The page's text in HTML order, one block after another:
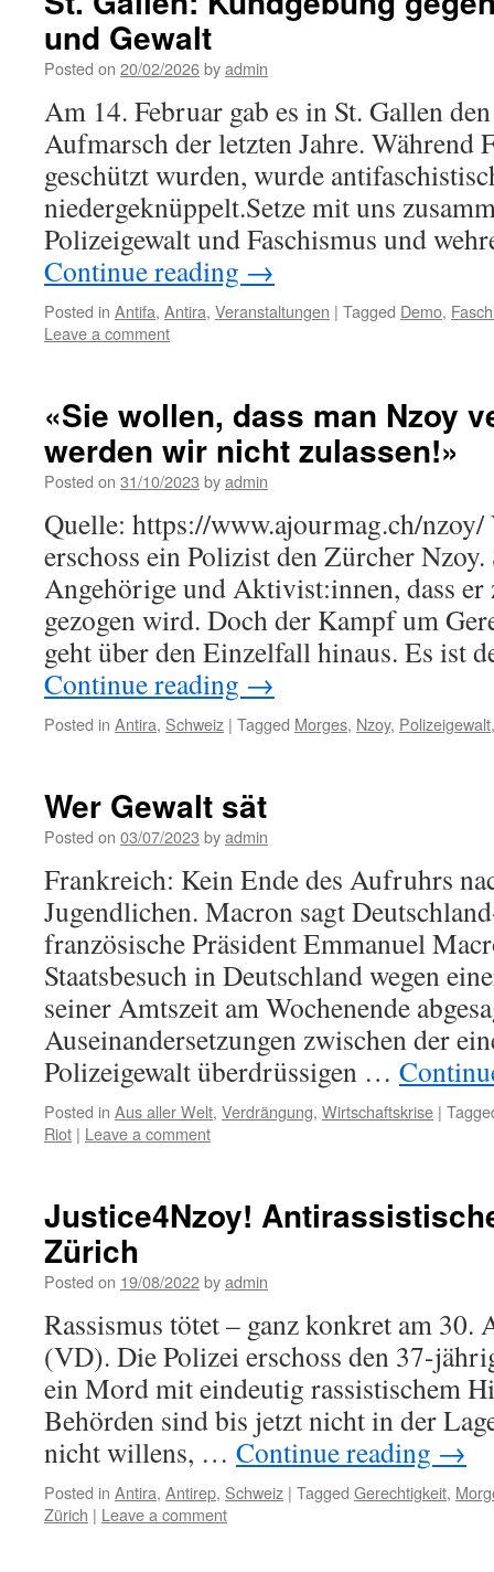
und Gewalt
Posted on 20/02/2026byadmin
Am 14. Februar gab es in St. Gallen
Aufmarsch der letzten Jahre. Während
geschützt wurden, wurde
niedergeknüppelt.Setze mit uns
Polizeigewalt und Faschismus und
Continue reading →
Posted in Antifa, Antira, Veranstaltungen | Tagged Demo,
Leave a comment
«Sie wollen, dass man Nzoy
werden wir nicht zulassen!»
Posted on 31/10/2023 byadmin
Quelle: https://www.ajourmag.ch/nzoy/
erschoss ein Polizist den Zürcher
Angehörige und Aktivist:innen, dass er
gezogen wird. Doch der Kampf um
geht über den Einzelfall hinaus. Es ist
Continue reading →
Posted in Antira, Schweiz | Tagged Morges, Nzoy, Polizeigewalt
Wer Gewalt sät
Posted on 03/07/2023 byadmin
Frankreich: Kein Ende des Aufruhrs
Jugendlichen. Macron sagt
französische Präsident Emmanuel
Staatsbesuch in Deutschland wegen
seiner Amtszeit am Wochenende
Auseinandersetzungen zwischen der
Polizeigewalt überdrüssigen …
Posted in Aus aller Welt, Verdrängung, Wirtschaftskrise |
Riot | Leave a comment
Justice4Nzoy!
Zürich
Posted on 19/08/2022byadmin
Rassismus tötet – ganz konkret am 30.
(VD). Die Polizei erschoss den 37-
ein Mord mit eindeutig rassistischem
Behörden sind bis jetzt nicht in der
nicht willens, … Continue reading →
Posted in Antira, Antirep, Schweiz | Tagged Gerechtigkeit,
Zürich | Leave a comment